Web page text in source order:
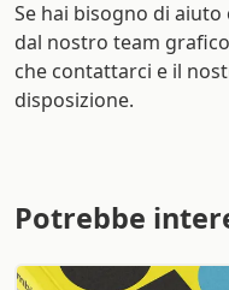
Se hai bisogno di
dal nostro team
che contattarci e il
disposizione.
Potrebbe